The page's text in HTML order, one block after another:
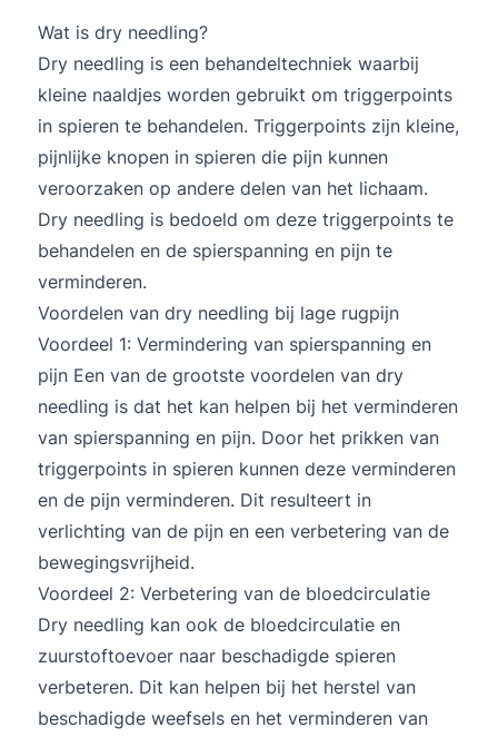
Wat is dry needling?
Dry needling is een behandeltechniek waarbij
kleine naaldjes worden gebruikt om triggerpoints
in spieren te behandelen. Triggerpoints zijn kleine,
pijnlijke knopen in spieren die pijn kunnen
veroorzaken op andere delen van het lichaam.
Dry needling is bedoeld om deze triggerpoints te
behandelen en de spierspanning en pijn te
verminderen.
Voordelen van dry needling bij lage rugpijn
Voordeel 1: Vermindering van spierspanning en
pijn Een van de grootste voordelen van dry
needling is dat het kan helpen bij het verminderen
van spierspanning en pijn. Door het prikken van
triggerpoints in spieren kunnen deze verminderen
en de pijn verminderen. Dit resulteert in
verlichting van de pijn en een verbetering van de
bewegingsvrijheid.
Voordeel 2: Verbetering van de bloedcirculatie
Dry needling kan ook de bloedcirculatie en
zuurstoftoevoer naar beschadigde spieren
verbeteren. Dit kan helpen bij het herstel van
beschadigde weefsels en het verminderen van